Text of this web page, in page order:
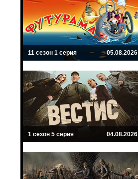
11 сезон 1 серия 05.08.2026
1 сезон 5 серия 04.08.2026